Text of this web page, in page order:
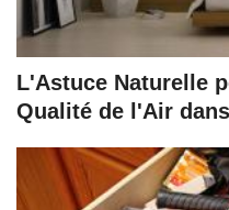
L'Astuce Naturelle
Qualité de l'Air